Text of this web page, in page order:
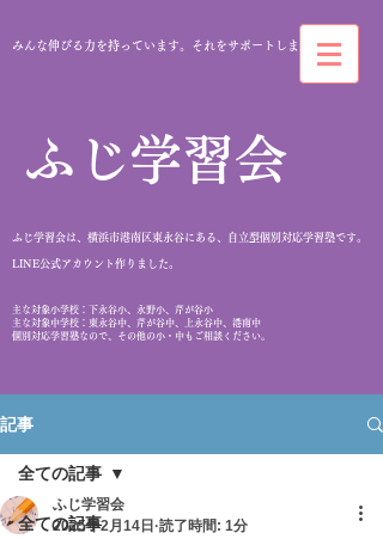
みんな伸びる力を持っています。それをサポートします。
​ふじ学習会
ふじ学習会は、横浜市港南区東永谷にある、自立型個別対応学習塾です。
​LINE公式アカウント作りました。
​主な対象小学校：下永谷小、永野小、芹が谷小
主な対象中学校：東永谷中、芹が谷中、上永谷中、港南中
個別対応学習塾なので、その他の小・中もご相談ください。
記事
全ての記事
全ての記事
ふじ学習会
2025年2月14日 読了時間: 1分